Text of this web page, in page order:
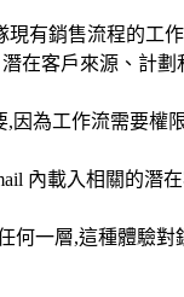
有銷售流程的工作
在客戶來源、計劃
因為工作流需要權
內載入相關的潛
一層,這種體驗